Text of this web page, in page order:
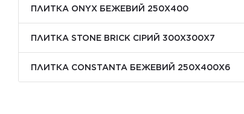
ПЛИТКА ONYX БЕЖЕВИЙ 250X400
ПЛИТКА STONE BRICK СІРИЙ 300Х300X7
ПЛИТКА CONSTANTA БЕЖЕВИЙ 250Х400X6